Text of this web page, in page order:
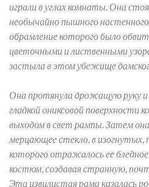
играли в углах комнаты. Она
необычайно пышного
обрамление которого было
цветочными и лиственными
застыла в этом убежище
Она протянула дрожащую руку и
гладкой ониксовой поверхности
выходом в свет рампы. Затем она
мерцающее стекло, в изогнутых,
которого отражалось ее
костюм, создавая странную,
Эта извилистая рама казалась